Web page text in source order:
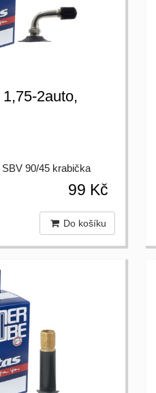
2auto,
90/45 krabička
99 Kč
Do košíku